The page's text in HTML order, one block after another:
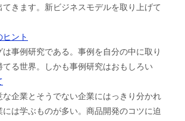
てきます。新ビジネスモデルを取り上げて
ント
事例研究である。事例を自分の中に取り
る世界。しかも事例研究はおもしろい
企業とそうでない企業にはっきり分かれ
には学ぶものが多い。商品開発のコツに迫